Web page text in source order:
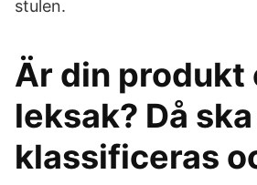
stulen.
Är din produkt
leksak? Då
klassificeras